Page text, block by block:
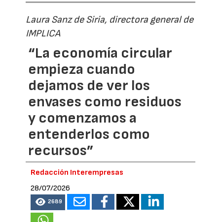
Laura Sanz de Siria, directora general de
IMPLICA
“La economía circular
empieza cuando
dejamos de ver los
envases como residuos
y comenzamos a
entenderlos como
recursos”
Redacción Interempresas
28/07/2026
2689